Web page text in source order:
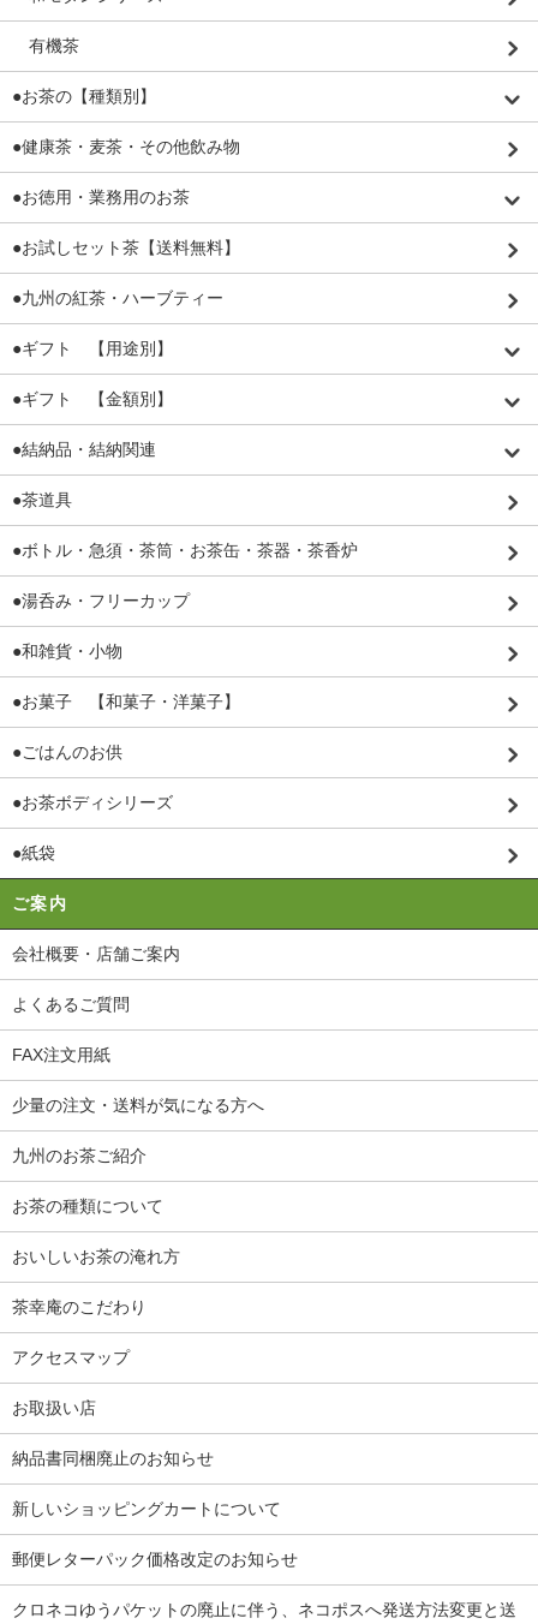
有機茶
●お茶の【種類別】
●健康茶・麦茶・その他飲み物
●お徳用・業務用のお茶
●お試しセット茶【送料無料】
●九州の紅茶・ハーブティー
●ギフト 【用途別】
●ギフト 【金額別】
●結納品・結納関連
●茶道具
●ボトル・急須・茶筒・お茶缶・茶器・茶香炉
●湯呑み・フリーカップ
●和雑貨・小物
●お菓子 【和菓子・洋菓子】
●ごはんのお供
●お茶ボディシリーズ
●紙袋
ご案内
会社概要・店舗ご案内
よくあるご質問
FAX注文用紙
少量の注文・送料が気になる方へ
九州のお茶ご紹介
お茶の種類について
おいしいお茶の淹れ方
茶幸庵のこだわり
アクセスマップ
お取扱い店
納品書同梱廃止のお知らせ
新しいショッピングカートについて
郵便レターパック価格改定のお知らせ
クロネコゆうパケットの廃止に伴う、ネコポスへ発送方法変更と送